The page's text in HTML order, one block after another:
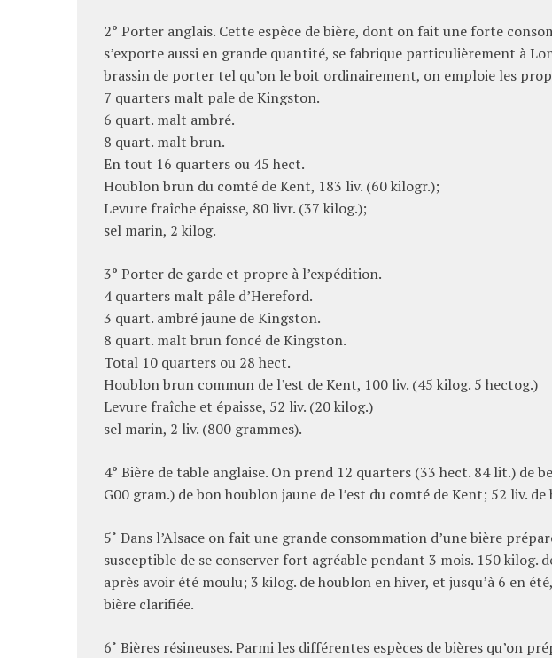
2° Porter anglais. Cette espèce de bière, dont on fait une forte
s’exporte aussi en grande quantité, se fabrique particulièrement à
brassin de porter tel qu’on le boit ordinairement, on emploie les
7 quarters malt pale de Kingston.
6 quart. malt ambré.
8 quart. malt brun.
En tout 16 quarters ou 45 hect.
Houblon brun du comté de Kent, 183 liv. (60 kilogr.);
Levure fraîche épaisse, 80 livr. (37 kilog.);
sel marin, 2 kilog.
3° Porter de garde et propre à l’expédition.
4 quarters malt pâle d’Hereford.
3 quart. ambré jaune de Kingston.
8 quart. malt brun foncé de Kingston.
Total 10 quarters ou 28 hect.
Houblon brun commun de l’est de Kent, 100 liv. (45 kilog. 5 hectog.)
Levure fraîche et épaisse, 52 liv. (20 kilog.)
sel marin, 2 liv. (800 grammes).
4° Bière de table anglaise. On prend 12 quarters (33 hect. 84 lit.) de
G00 gram.) de bon houblon jaune de l’est du comté de Kent; 52 liv.
5˚ Dans l’Alsace on fait une grande consommation d’une bière
susceptible de se conserver fort agréable pendant 3 mois. 150
après avoir été moulu; 3 kilog. de houblon en hiver, et jusqu’à 6 en
bière clarifiée.
6˚ Bières résineuses.Parmi les différentes espèces de bières qu’on